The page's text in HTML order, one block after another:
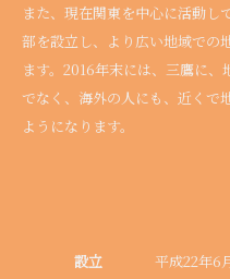
また、現在関東を中心に活動し
部を設立し、より広い地域での
ます。2016年末には、三鷹に
でなく、海外の人にも、近くで
ようになります。
設立 平成22年6